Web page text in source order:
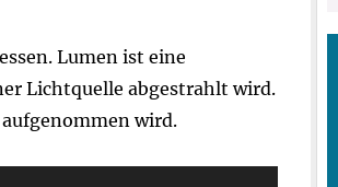
Lumen ist eine
Lichtquelle abgestrahlt wird.
wird.